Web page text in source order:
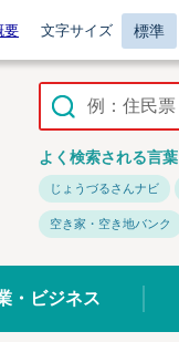
ジ
要 文字サイズ 標準
よく検索される言葉
じょうづるさんナビ
空き家・空き地バンク
・ビジネス